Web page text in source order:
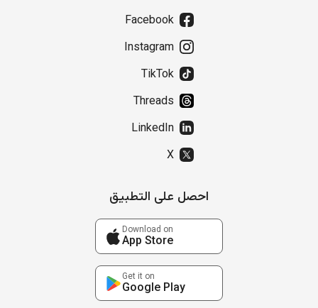
Facebook
Instagram
TikTok
Threads
LinkedIn
X
احصل على التطبيق
Download on
App Store
Get it on
Google Play